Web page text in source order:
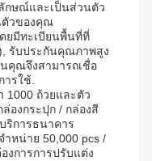
กษณ์และเป็นส่วนตัว
ตัวของคุณ
ยมีทะเบียนพื้นที่ที่
รับประกันคุณภาพสูง
คุณจึงสามารถเชื่อ
ารใช้.
1000 ถ้วยและตัว
องกระปุก / กล่องสี
ริการธนาคาร
หน่าย 50,000 pcs /
งการการปรับแต่ง